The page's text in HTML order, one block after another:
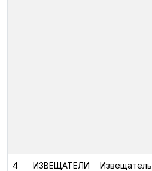
4 ИЗВЕЩАТЕЛИ
Извещатель